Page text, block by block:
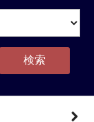
検索